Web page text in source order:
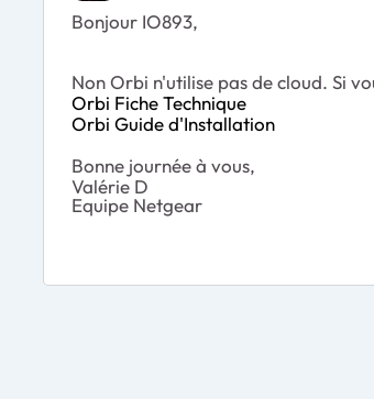
Bonjour IO893,
Non Orbi n'utilise pas de cloud. Si
Orbi Fiche Technique
Orbi Guide d'Installation
Bonne journée à vous,
Valérie D
Equipe Netgear